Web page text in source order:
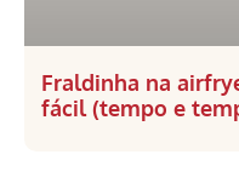
Fraldinha na
fácil (tempo e